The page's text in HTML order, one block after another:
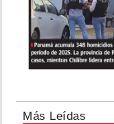
Más Leídas